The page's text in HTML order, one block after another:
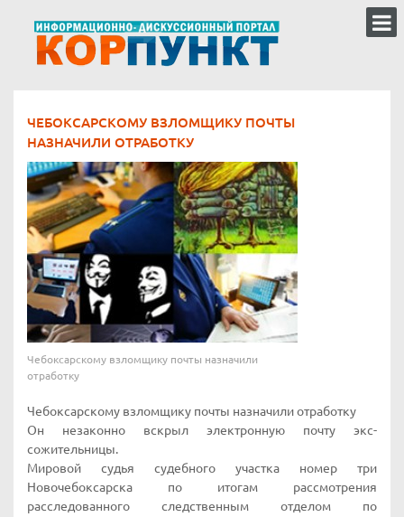
ЧЕБОКСАРСКОМУ ВЗЛОМЩИКУ ПОЧТЫ
НАЗНАЧИЛИ ОТРАБОТКУ
Чебоксарскому взломщику почты назначили
отработку
Чебоксарскому взломщику почты назначили отработку
Он незаконно вскрыл электронную почту экс-
сожительницы.
Мировой судья судебного участка номер три
Новочебоксарска по итогам рассмотрения
расследованного следственным отделом по